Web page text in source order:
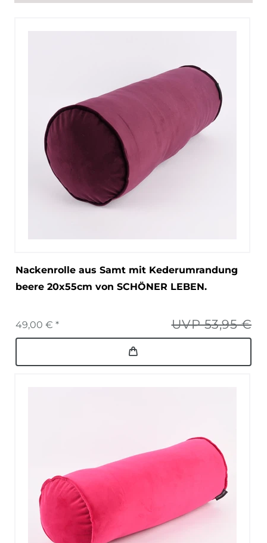
Nackenrolle aus Samt mit Kederumrandung
beere 20x55cm von SCHÖNER LEBEN.
UVP 53,95 €
49,00 € *